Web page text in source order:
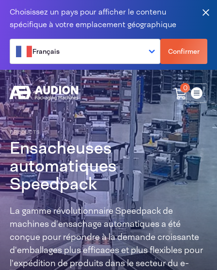
Choisissez un pays pour afficher le contenu
spécifique à votre emplacement géographique
Français Confirmer
0
Menu
PRODUCTS
Ensacheuses
automatiques
Speedpack
La gamme révolutionnaire Speedpack de
machines d'ensachage automatiques a été
conçue pour répondre à la demande croissante
d'emballages plus efficaces et plus flexibles pour
l'expédition de produits dans le secteur du e-